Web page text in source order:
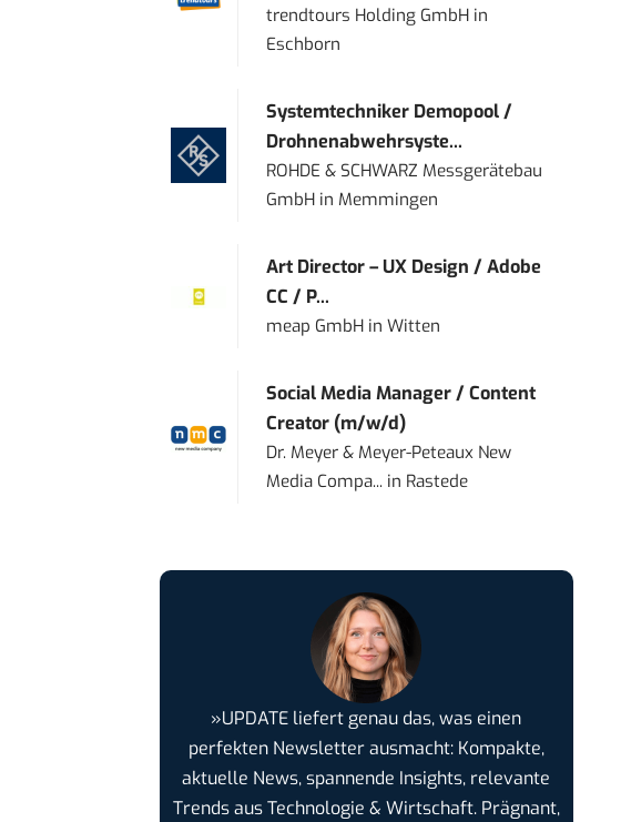
trendtours Holding GmbH in
Eschborn
Systemtechniker Demopool /
Drohnenabwehrsyste...
ROHDE & SCHWARZ Messgerätebau
GmbH in Memmingen
Art Director – UX Design / Adobe
CC / P...
meap GmbH inWitten
Social Media Manager / Content
Creator (m/w/d)
Dr. Meyer & Meyer-Peteaux New
Media Compa... in Rastede
»UPDATE liefert genau das, was einen
perfekten Newsletter ausmacht: Kompakte,
aktuelle News, spannende Insights, relevante
Trends aus Technologie & Wirtschaft. Prägnant,